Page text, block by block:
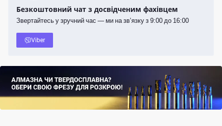
Безкоштовний чат з досвідченим фахівцем
Звертайтесь у зручний час — ми на зв’язку з 9:00 до 16:00
Viber